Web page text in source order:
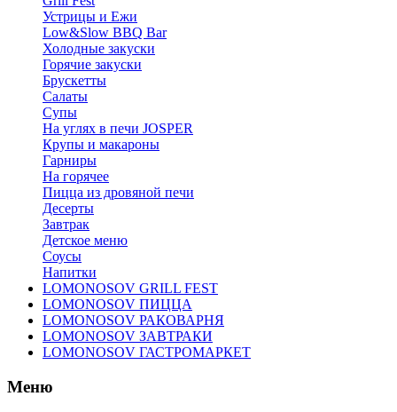
Устрицы и Ежи
Low&Slow BBQ Bar
Холодные закуски
Горячие закуски
Брускетты
Салаты
Супы
На углях в печи JOSPER
Крупы и макароны
Гарниры
На горячее
Пицца из дровяной печи
Десерты
Завтрак
Детское меню
Соусы
Напитки
LOMONOSOV GRILL FEST
LOMONOSOV ПИЦЦА
LOMONOSOV РАКОВАРНЯ
LOMONOSOV ЗАВТРАКИ
LOMONOSOV ГАСТРОМАРКЕТ
Меню